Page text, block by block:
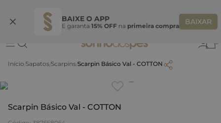
BAIXE O APP
E garanta 15% OFF na primeira compra BAIXAR
Ganhe 10% OFF na coleção utilizando o código do seu vendedor*
Sapatos Scarpins Scarpin Básico Val - COTTON
Scarpin Básico Val - COTTON